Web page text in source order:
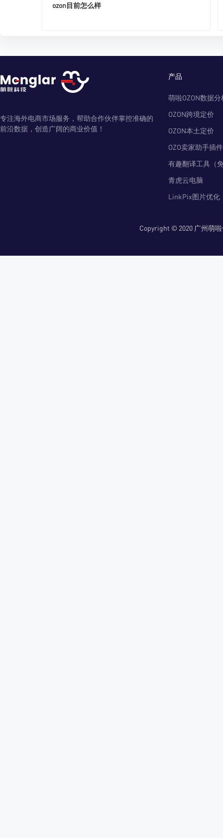
ozon目前怎么样
专注海外电商市场服务，帮助合作伙伴掌控准确的
前沿数据，创造广阔的商业价值！
产品
萌啦OZON数据分
OZON跨境定价
OZON本土定价
OZO卖家助手插件
有趣翻译工具（
青虎云电脑
LinkPix图片优化
Copyright © 2020 广州萌